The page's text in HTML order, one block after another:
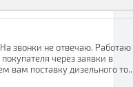
звонки не отвечаю. Работаю
через заявки в
вам поставку дизельного